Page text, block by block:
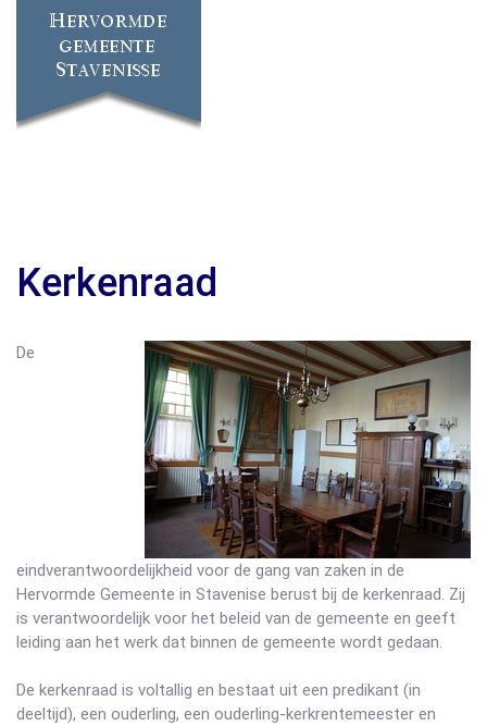
Kerkenraad
De
eindverantwoordelijkheid voor de gang van zaken in de
Hervormde Gemeente in Stavenise berust bij de kerkenraad. Zij
is verantwoordelijk voor het beleid van de gemeente en geeft
leiding aan het werk dat binnen de gemeente wordt gedaan.
De kerkenraad is voltallig en bestaat uit een predikant (in
deeltijd), een ouderling, een ouderling-kerkrentemeester en